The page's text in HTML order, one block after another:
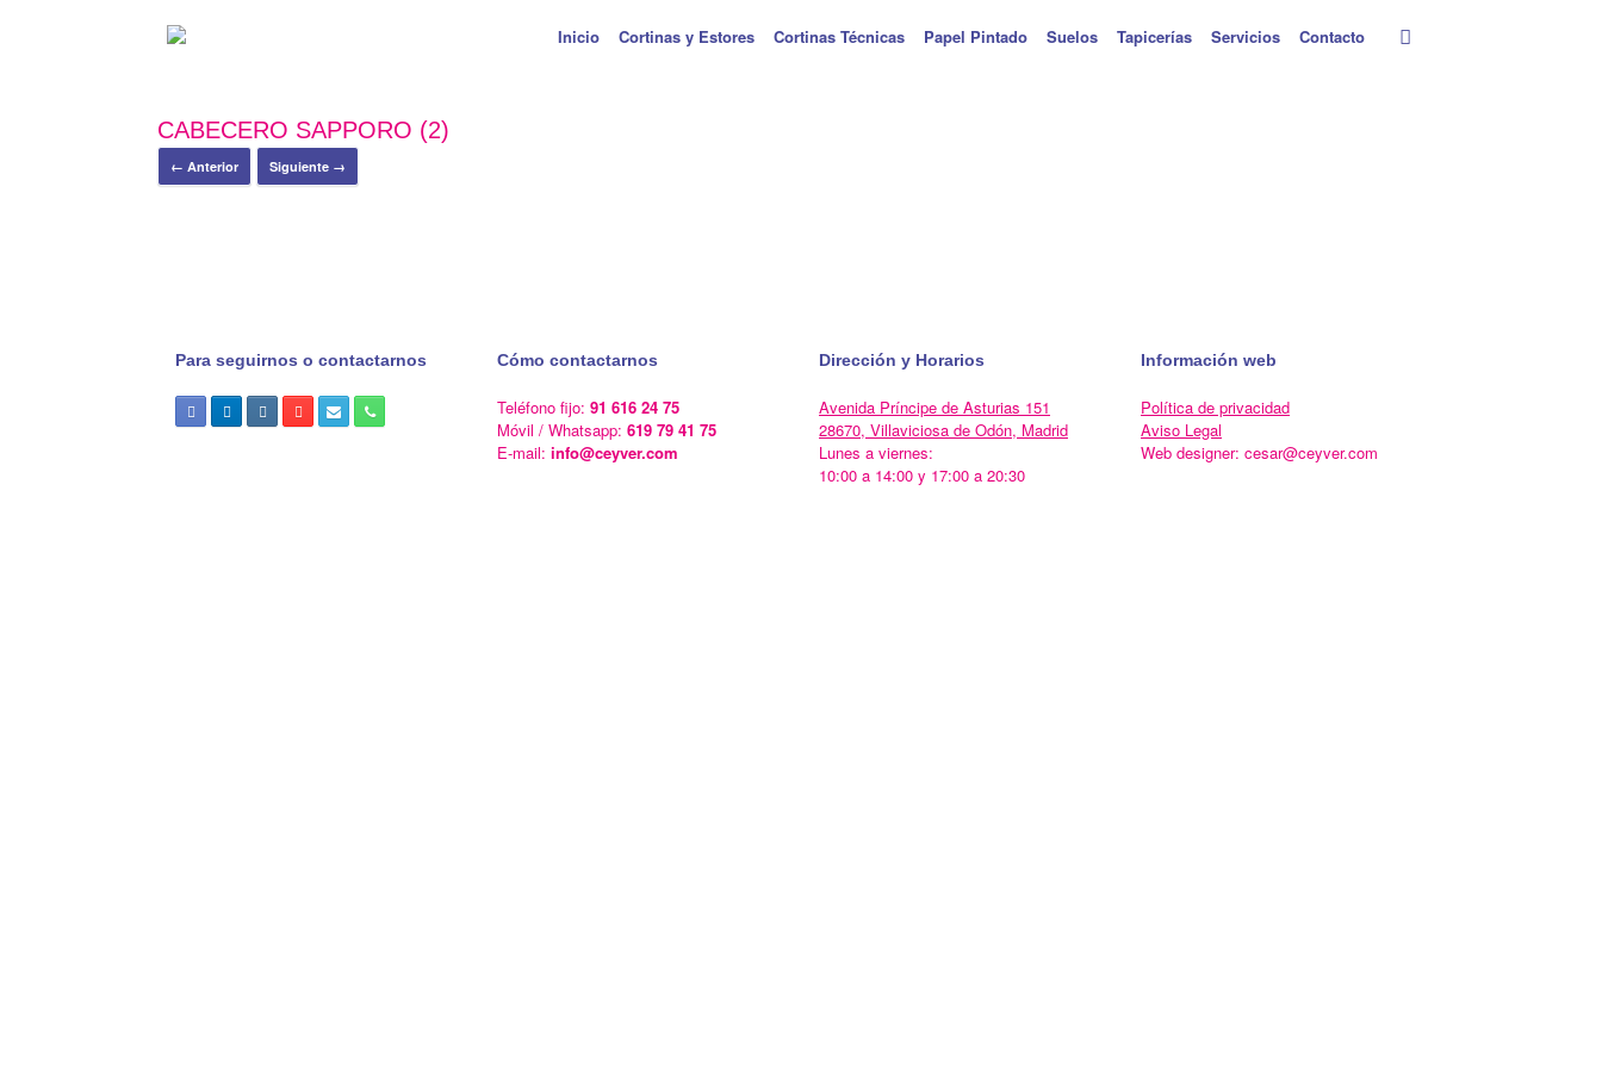
Inicio Cortinas y Estores Cortinas Técnicas Papel Pintado Suelos Tapicerías Servicios Contacto
CABECERO SAPPORO (2)
← Anterior Siguiente →
Para seguirnos o contactarnos Cómo contactarnos
Teléfono fijo: 91 616 24 75
Móvil / Whatsapp: 619 79 41 75
E-mail: info@ceyver.com
Dirección y Horarios
Avenida Príncipe de Asturias 151
28670, Villaviciosa de Odón, Madrid
Lunes a viernes:
10:00 a 14:00 y 17:00 a 20:30
Información web
Política de privacidad
Aviso Legal
Web designer: cesar@ceyver.com